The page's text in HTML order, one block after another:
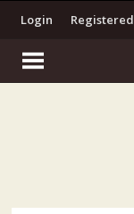
Registered
Login